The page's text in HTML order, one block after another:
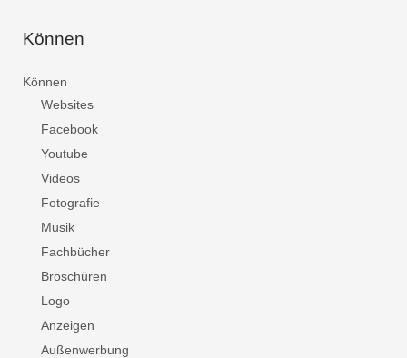
Können
Können
Websites
Facebook
Youtube
Videos
Fotografie
Musik
Fachbücher
Broschüren
Logo
Anzeigen
Außenwerbung